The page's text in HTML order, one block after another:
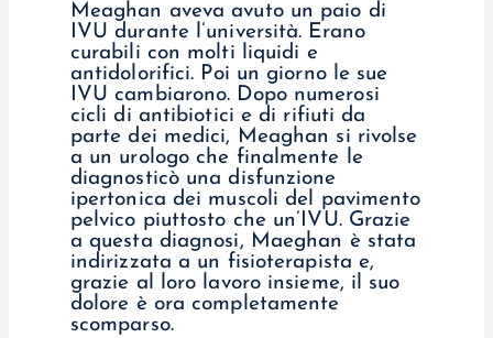
Meaghan aveva avuto un paio di
IVU durante l’università. Erano
curabili con molti liquidi e
antidolorifici. Poi un giorno le sue
IVU cambiarono. Dopo numerosi
cicli di antibiotici e di rifiuti da
parte dei medici, Meaghan si rivolse
a un urologo che finalmente le
diagnosticò una disfunzione
ipertonica dei muscoli del pavimento
pelvico piuttosto che un’IVU. Grazie
a questa diagnosi, Maeghan è stata
indirizzata a un fisioterapista e,
grazie al loro lavoro insieme, il suo
dolore è ora completamente
scomparso.